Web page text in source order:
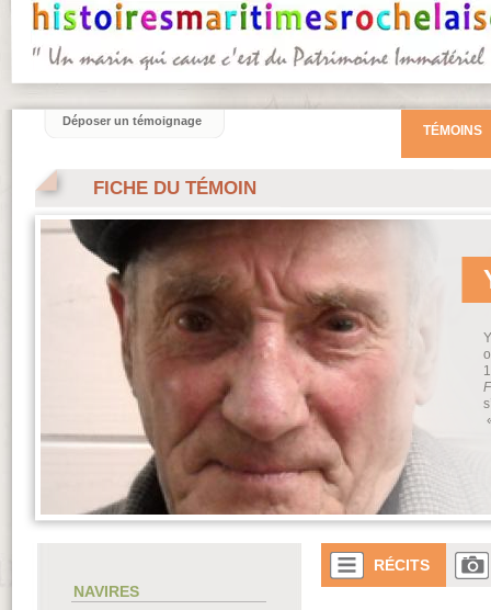
FICHE DU TÉMOIN
NAVIRES
RÉCITS
TÉMOINS
Déposer un témoignage